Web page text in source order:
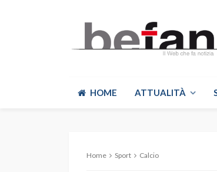
HOME ATTUALITÀ
Home Sport Calcio